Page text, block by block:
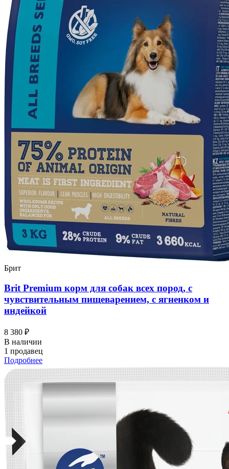
Брит
Brit Premium корм для собак всех пород, с
чувствительным пищеварением, с ягненком и
индейкой
8 380 ₽
В наличии
1 продавец
Подробнее